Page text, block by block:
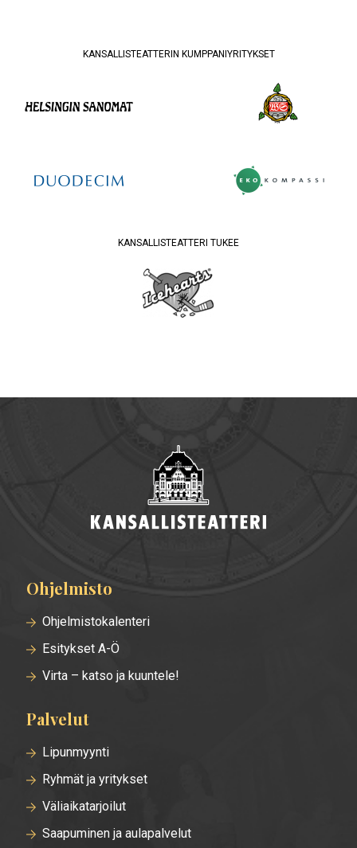
KANSALLISTEATTERIN KUMPPANIYRITYKSET
KANSALLISTEATTERI TUKEE
Alatunnisteen
valikko
Ohjelmisto
Ohjelmistokalenteri
Esitykset A-Ö
Virta – katso ja kuuntele!
Palvelut
Lipunmyynti
Ryhmät ja yritykset
Väliaikatarjoilut
Saapuminen ja aulapalvelut